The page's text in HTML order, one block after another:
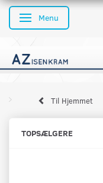
Skifte navigation
Menu
Til Hjemmet
TOPSÆLGERE